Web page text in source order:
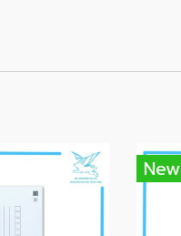
New